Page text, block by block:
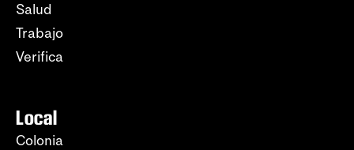
Salud
Trabajo
Verifica
Local
Colonia